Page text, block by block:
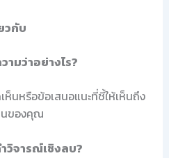
วกับ
ามว่าอย่างไร?
นหรือข้อเสนอแนะที่ชี้ให้เห็นถึง
นของคุณ
ำวิจารณ์เชิงลบ?